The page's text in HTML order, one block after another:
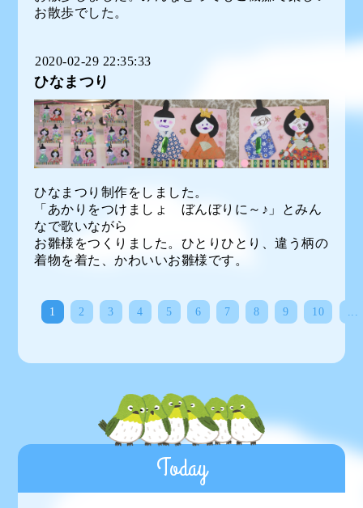
お散歩でした。
2020-02-29 22:35:33
ひなまつり
ひなまつり制作をしました。
「あかりをつけましょ ぼんぼりに～♪」とみん
なで歌いながら
お雛様をつくりました。ひとりひとり、違う柄の
着物を着た、かわいいお雛様です。
1 2 3 4 5 6 7 8 9 10 ...
Today